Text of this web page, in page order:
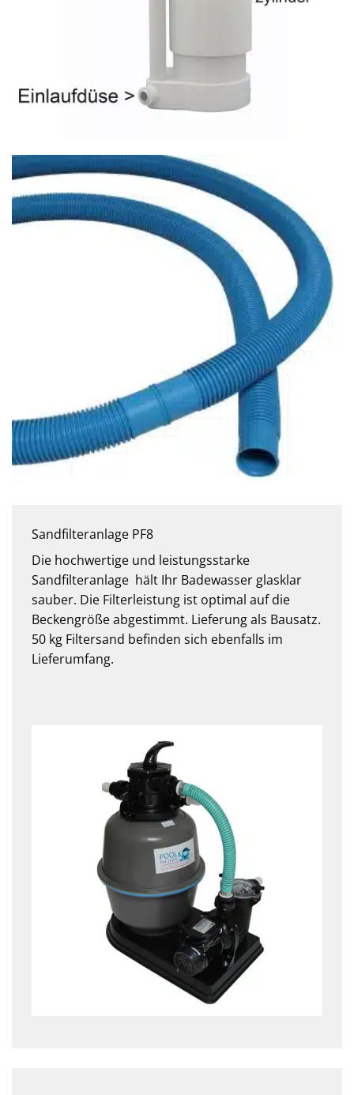
Sandfilteranlage PF8
Die hochwertige und leistungsstarke
Sandfilteranlage hält Ihr Badewasser glasklar
sauber. Die Filterleistung ist optimal auf die
Beckengröße abgestimmt. Lieferung als Bausatz.
50 kg Filtersand befinden sich ebenfalls im
Lieferumfang.